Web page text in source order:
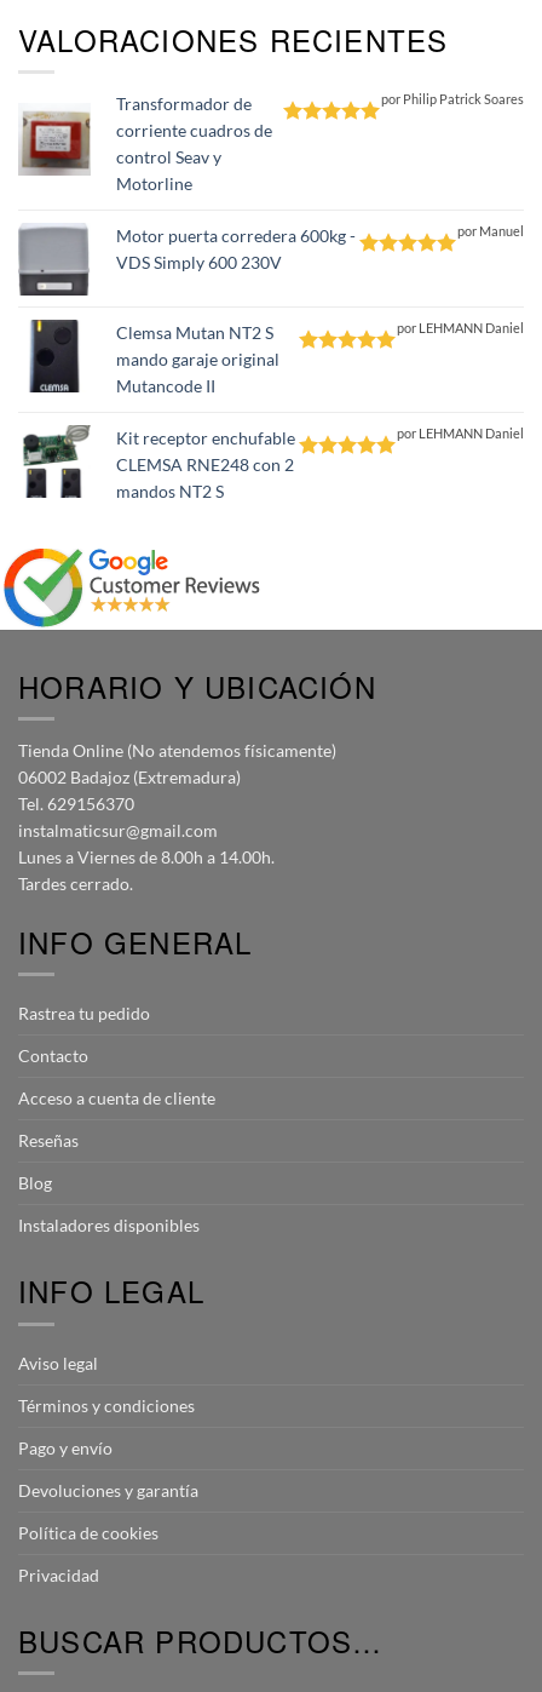
VALORACIONES RECIENTES
Transformador de
corriente cuadros de
control Seav y
Motorline
por Philip Patrick Soares
Motor puerta corredera 600kg -
VDS Simply 600 230V
por Manuel
Clemsa Mutan NT2 S
mando garaje original
Mutancode II
por LEHMANN Daniel
Kit receptor enchufable
CLEMSA RNE248 con 2
mandos NT2 S
por LEHMANN Daniel
HORARIO Y UBICACIÓN
Tienda Online (No atendemos físicamente)
06002 Badajoz (Extremadura)
Tel. 629156370
instalmaticsur@gmail.com
Lunes a Viernes de 8.00h a 14.00h.
Tardes cerrado.
INFO GENERAL
Rastrea tu pedido
Contacto
Acceso a cuenta de cliente
Reseñas
Blog
Instaladores disponibles
INFO LEGAL
Aviso legal
Términos y condiciones
Pago y envío
Devoluciones y garantía
Política de cookies
Privacidad
BUSCAR PRODUCTOS…